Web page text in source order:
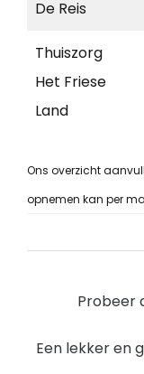
De Reis
Thuiszorg
Het Friese
Land
Ons overzicht
opnemen kan per
Probeer
Een lekker en